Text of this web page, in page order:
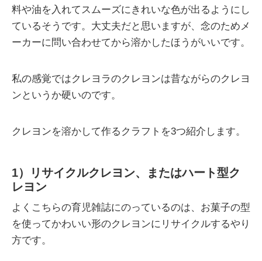
料や油を入れてスムーズにきれいな色が出るようにし
ているそうです。大丈夫だと思いますが、念のためメ
ーカーに問い合わせてから溶かしたほうがいいです。
私の感覚ではクレヨラのクレヨンは昔ながらのクレヨ
ンというか硬いのです。
クレヨンを溶かして作るクラフトを3つ紹介します。
1）リサイクルクレヨン、またはハート型ク
レヨン
よくこちらの育児雑誌にのっているのは、お菓子の型
を使ってかわいい形のクレヨンにリサイクルするやり
方です。